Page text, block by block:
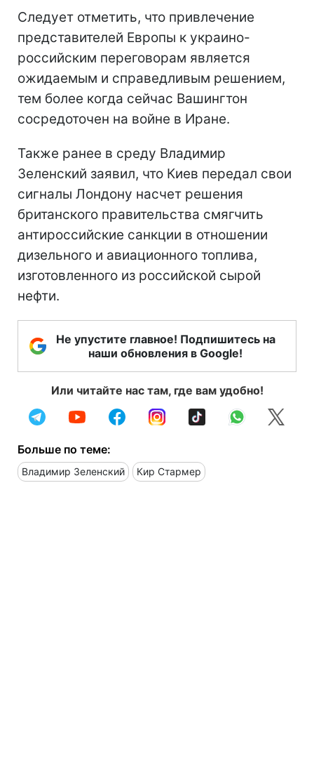
Следует отметить, что привлечение
представителей Европы к украино-
российским переговорам является
ожидаемым и справедливым решением,
тем более когда сейчас Вашингтон
сосредоточен на войне в Иране.
Также ранее в среду Владимир
Зеленский заявил, что Киев передал свои
сигналы Лондону насчет решения
британского правительства смягчить
антироссийские санкции в отношении
дизельного и авиационного топлива,
изготовленного из российской сырой
нефти.
Не упустите главное! Подпишитесь на
наши обновления в Google!
Или читайте нас там, где вам удобно!
Больше по теме:
Владимир Зеленский Кир Стармер